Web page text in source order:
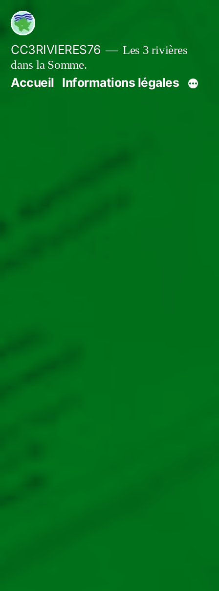
Aller
contenu
CC3RIVIERES76
Les 3 rivières
dans la Somme.
Accueil Informations légales